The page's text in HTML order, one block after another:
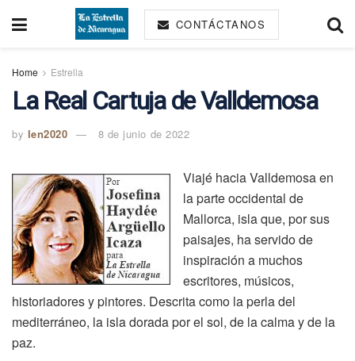
CONTÁCTANOS
Home Estrella
La Real Cartuja de Valldemosa
by len2020 8 de junio de 2022
Viajé hacia Valldemosa en
la parte occidental de
Mallorca, isla que, por sus
paisajes, ha servido de
inspiración a muchos
escritores, músicos,
historiadores y pintores. Descrita como la perla del
mediterráneo, la isla dorada por el sol, de la calma y de la
paz.